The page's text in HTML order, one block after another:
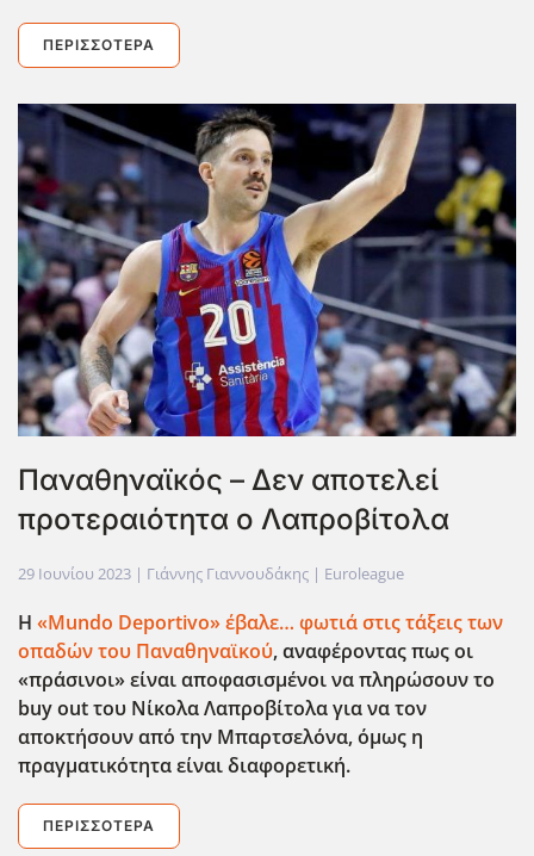
ΠΕΡΙΣΣΌΤΕΡΑ
Παναθηναϊκός – Δεν αποτελεί
προτεραιότητα ο Λαπροβίτολα
29 Ιουνίου 2023 | Γιάννης Γιαννουδάκης | Euroleague
Η «Mundo Deportivo» έβαλε… φωτιά στις τάξεις των
οπαδών του Παναθηναϊκού, αναφέροντας πως οι
«πράσινοι» είναι αποφασισμένοι να πληρώσουν το
buyoutτου Νίκολα Λαπροβίτολα για να τον
αποκτήσουν από την Μπαρτσελόνα, όμως η
πραγματικότητα είναι διαφορετική.
ΠΕΡΙΣΣΌΤΕΡΑ